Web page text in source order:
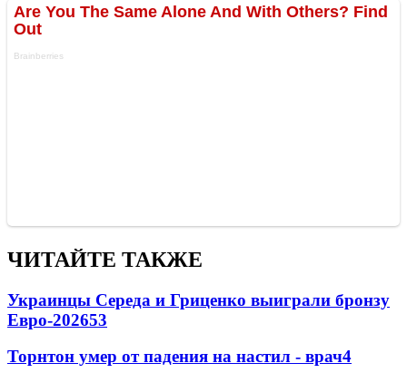
ЧИТАЙТЕ ТАКЖЕ
Украинцы Середа и Гриценко выиграли бронзу
Евро-202653
Торнтон умер от падения на настил - врач4